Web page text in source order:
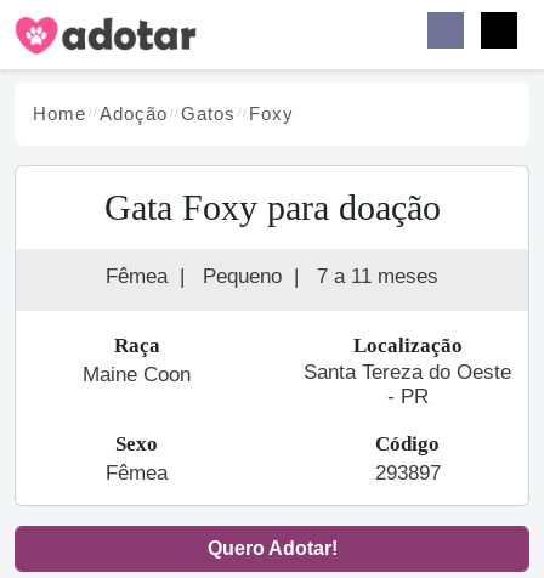
Home Adoção Gatos Foxy
Gata Foxy para doação
Fêmea | Pequeno | 7 a 11 meses
Raça
Maine Coon
Localização
Santa Tereza do Oeste
- PR
Sexo
Fêmea
Código
293897
Quero Adotar!